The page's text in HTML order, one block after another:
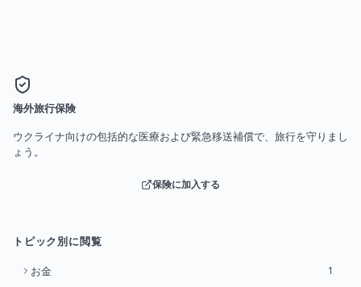
海外旅行保険
ウクライナ向けの包括的な医療および緊急移送補償で、旅行を守りまし
ょう。
保険に加入する
トピック別に閲覧
お金 1